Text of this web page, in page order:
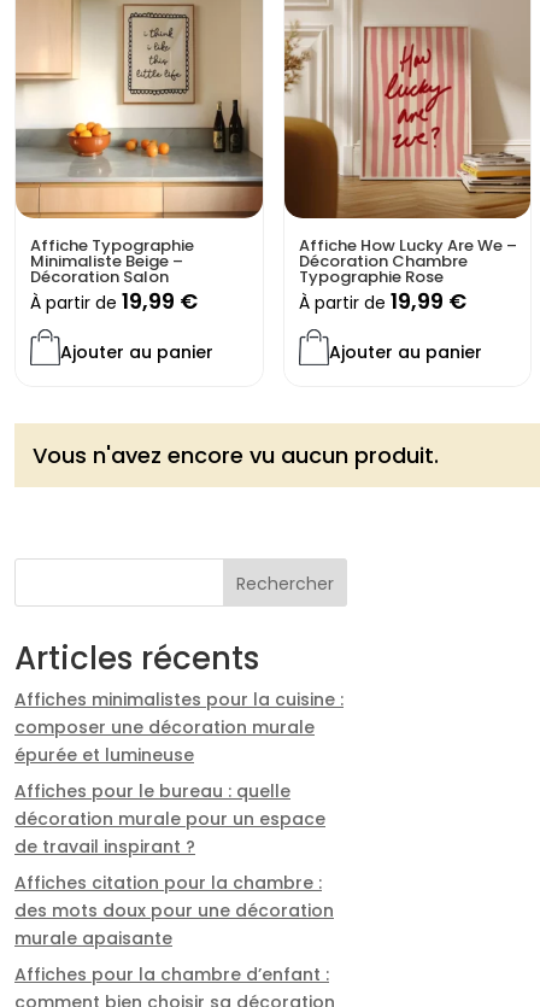
Affiche Typographie
Minimaliste Beige –
Décoration Salon
À partir de 19,99 €
Ajouter au panier
Affiche How Lucky Are We –
Décoration Chambre
Typographie Rose
À partir de 19,99 €
Ajouter au panier
Vous n'avez encore vu aucun produit.
Rechercher
Articles récents
Affiches minimalistes pour la cuisine :
composer une décoration murale
épurée et lumineuse
Affiches pour le bureau : quelle
décoration murale pour un espace
de travail inspirant ?
Affiches citation pour la chambre :
des mots doux pour une décoration
murale apaisante
Affiches pour la chambre d’enfant :